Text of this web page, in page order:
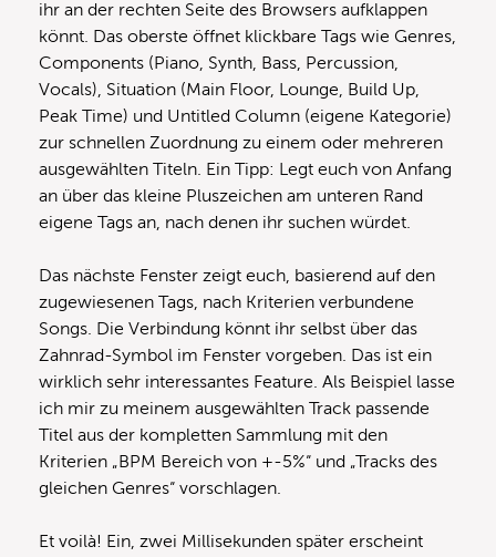
ihr an der rechten Seite des Browsers aufklappen
könnt. Das oberste öffnet klickbare Tags wie Genres,
Components (Piano, Synth, Bass, Percussion,
Vocals), Situation (Main Floor, Lounge, Build Up,
Peak Time) und Untitled Column (eigene Kategorie)
zur schnellen Zuordnung zu einem oder mehreren
ausgewählten Titeln. Ein Tipp: Legt euch von Anfang
an über das kleine Pluszeichen am unteren Rand
eigene Tags an, nach denen ihr suchen würdet.
Das nächste Fenster zeigt euch, basierend auf den
zugewiesenen Tags, nach Kriterien verbundene
Songs. Die Verbindung könnt ihr selbst über das
Zahnrad-Symbol im Fenster vorgeben. Das ist ein
wirklich sehr interessantes Feature. Als Beispiel lasse
ich mir zu meinem ausgewählten Track passende
Titel aus der kompletten Sammlung mit den
Kriterien „BPM Bereich von +-5%“ und „Tracks des
gleichen Genres“ vorschlagen.
Et voilà! Ein, zwei Millisekunden später erscheint